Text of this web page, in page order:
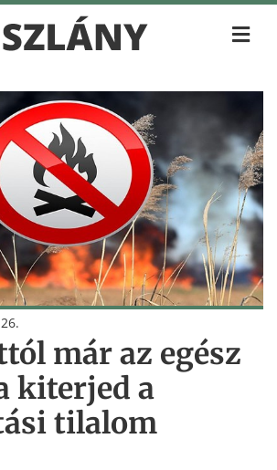
már az egész
kiterjed a
tilalom